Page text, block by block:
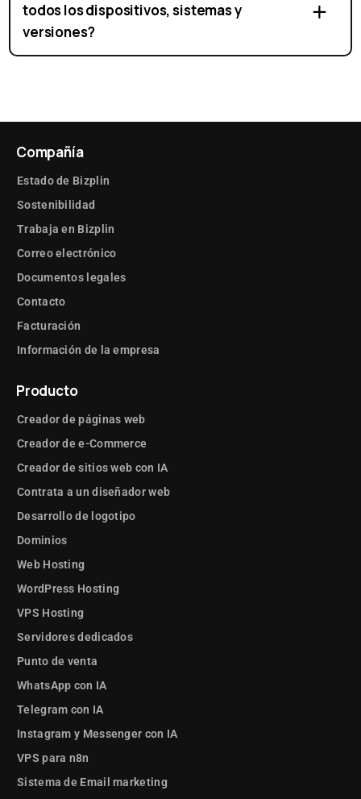
todos los dispositivos, sistemas y
versiones?
Compañía
Estado de Bizplin
Sostenibilidad
Trabaja en Bizplin
Correo electrónico
Documentos legales
Contacto
Facturación
Información de la empresa
Producto
Creador de páginas web
Creador de e-Commerce
Creador de sitios web con IA
Contrata a un diseñador web
Desarrollo de logotipo
Dominios
Web Hosting
WordPress Hosting
VPS Hosting
Servidores dedicados
Punto de venta
WhatsApp con IA
Telegram con IA
Instagram y Messenger con IA
VPS para n8n
Sistema de Email marketing